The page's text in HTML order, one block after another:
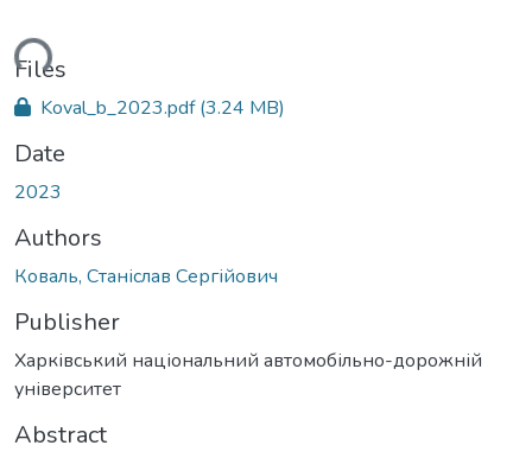
Files
Koval_b_2023.pdf(3.24 MB)
Date
2023
Authors
Коваль, Станіслав Сергійович
Publisher
Харківський національний автомобільно-дорожній
університет
Abstract